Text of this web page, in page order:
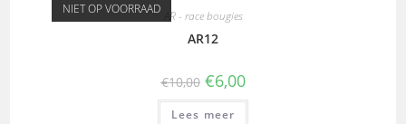
NIET OP VOORRAAD AR - race bougies
AR12
€10,00 €6,00
Lees meer